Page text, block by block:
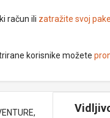
račun ili zatražite svoj
korisnike možete